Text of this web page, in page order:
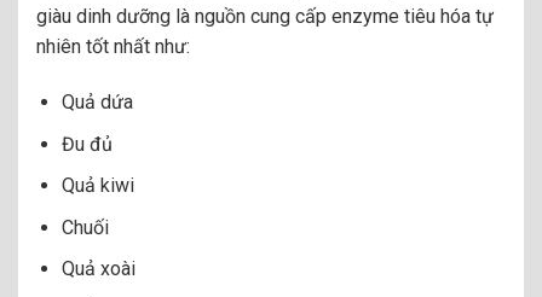
giàu dinh dưỡng là nguồn cung cấp enzyme tiêu hóa tự
nhiên tốt nhất như:
Quả dứa
Đu đủ
Quả kiwi
Chuối
Quả xoài